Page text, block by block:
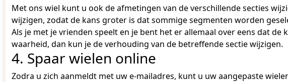
Met ons wiel kunt u ook de afmetingen van de verschillende secties
wijzigen, zodat de kans groter is dat sommige segmenten worden
Als je met je vrienden speelt en je bent het er allemaal over eens dat
waarheid, dan kun je de verhouding van de betreffende sectie wijzigen.
4. Spaar wielen online
Zodra u zich aanmeldt met uw e-mailadres, kunt u uw aangepaste